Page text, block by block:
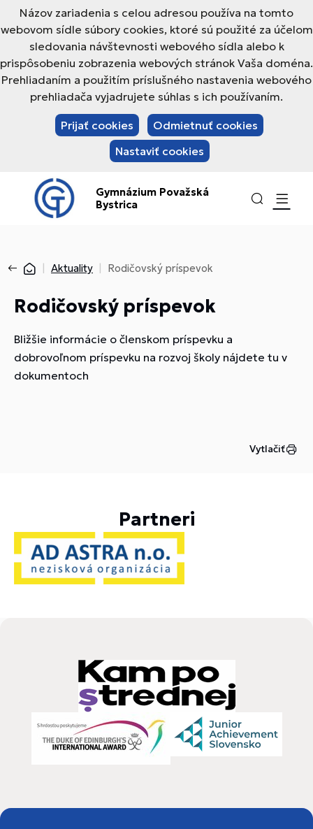
Názov zariadenia s celou adresou používa na tomto
webovom sídle súbory cookies, ktoré sú použité za účelom
sledovania návštevnosti webového sídla alebo k
prispôsobeniu zobrazenia webových stránok Vaša doména.
Prehliadaním a použitím príslušného nastavenia webového
prehliadača vyjadrujete súhlas s ich používaním.
Prijať cookies
Odmietnuť cookies
Nastaviť cookies
Gymnázium Považská
Bystrica
Aktuality Rodičovský príspevok
Rodičovský príspevok
Bližšie informácie o členskom príspevku a
dobrovoľnom príspevku na rozvoj školy nájdete tu v
dokumentoch
Vytlačiť
Partneri